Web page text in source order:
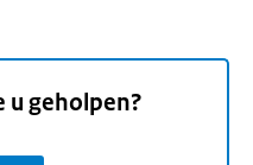
u geholpen?